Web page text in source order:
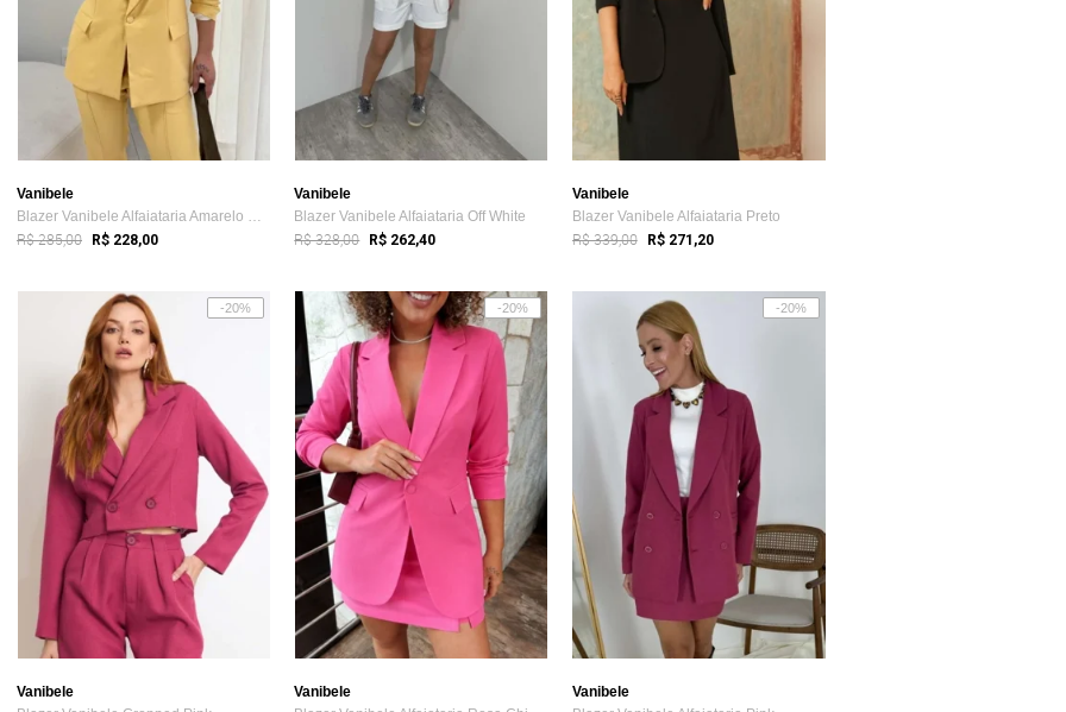
Vanibele
Blazer Vanibele Alfaiataria Amarelo Claro
R$ 285,00 R$ 228,00
Vanibele
Blazer Vanibele Alfaiataria Off White
R$ 328,00 R$ 262,40
Vanibele
Blazer Vanibele Alfaiataria Preto
R$ 339,00 R$ 271,20
-20%
Vanibele
-20%
Vanibele
-20%
Vanibele